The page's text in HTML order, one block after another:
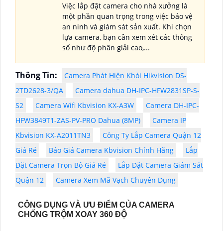
Việc lắp đặt camera cho nhà xưởng là
một phần quan trọng trong việc bảo vệ
an ninh và giám sát sản xuất. Khi chọn
lựa camera, bạn cần xem xét các thông
số như độ phân giải cao,...
Thông Tin:
Camera Phát Hiện Khói Hikvision DS-
2TD2628-3/QA
Camera dahua DH-IPC-HFW2831SP-S-
S2
Camera Wifi Kbvision KX-A3W
Camera DH-IPC-
HFW3849T1-ZAS-PV-PRO Dahua (8MP)
Camera IP
Kbvision KX-A2011TN3
Công Ty Lắp Camera Quận 12
Giá Rẻ
Báo Giá Camera Kbvision Chính Hãng
Lắp
Đặt Camera Trọn Bộ Giá Rẻ
Lắp Đặt Camera Giám Sát
Quận 12
Camera Xem Mã Vạch Chuyên Dụng
CÔNG DỤNG VÀ ƯU ĐIỂM CỦA CAMERA
CHỐNG TRỘM XOAY 360 ĐỘ